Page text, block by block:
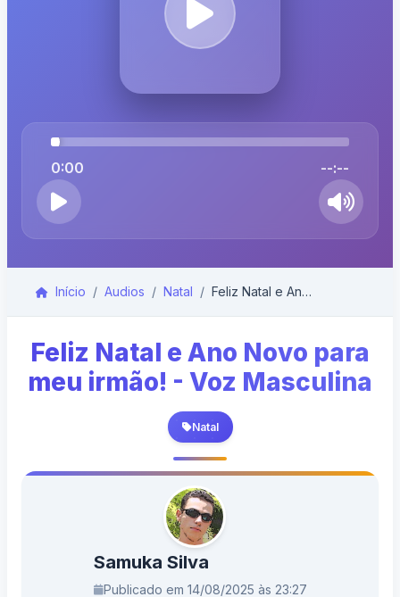
0:00 --:--
Início Audios Natal Feliz Natal e Ano Novo para meu irmão! - Voz Mascu...
Feliz Natal e Ano Novo para
meu irmão! - Voz Masculina
Natal
Samuka Silva
Publicado em 14/08/2025 às 23:27